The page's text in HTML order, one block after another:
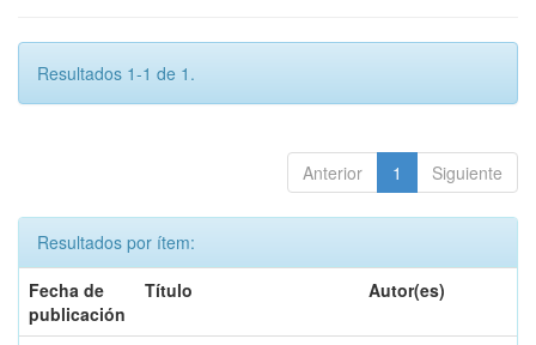
Resultados 1-1 de 1.
Anterior 1 Siguiente
Resultados por ítem:
Fecha de
publicación
Título Autor(es)